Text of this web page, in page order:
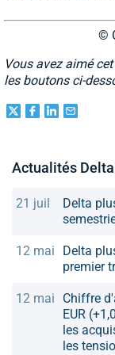
©
Vous avez aimé
les boutons ci-
Actualités
21 juil
Delta
12 mai
Delta
premier
12 mai
Chiffre
EUR
les
les